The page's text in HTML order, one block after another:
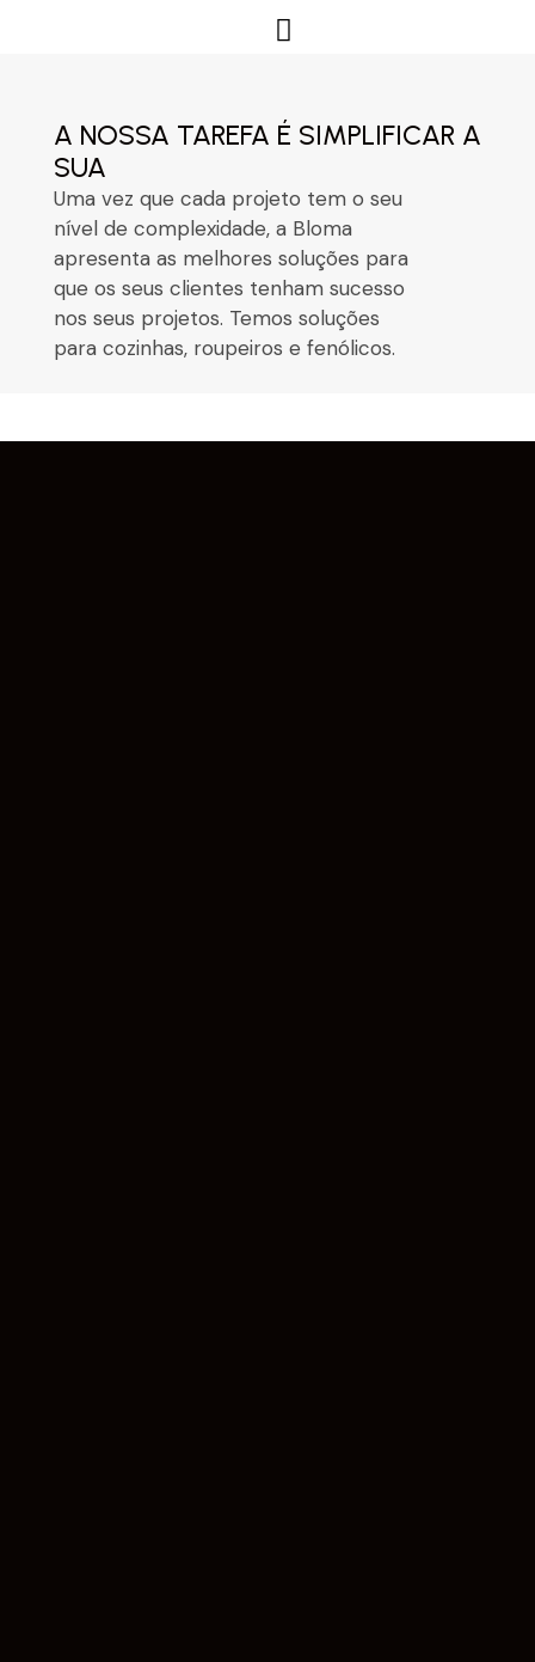
A NOSSA TAREFA É SIMPLIFICAR A
SUA
Uma vez que cada projeto tem o seu
nível de complexidade, a Bloma
apresenta as melhores soluções para
que os seus clientes tenham sucesso
nos seus projetos. Temos soluções
para cozinhas, roupeiros e fenólicos.